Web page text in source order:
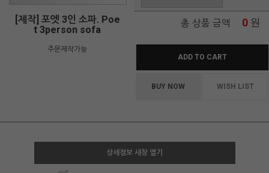
[제작] 포엣 3인 소파. Poe
t 3person sofa
주문제작가능
총 상품 금액 0 원
ADD TO CART
BUY NOW WISH LIST
상세정보 새창 열기